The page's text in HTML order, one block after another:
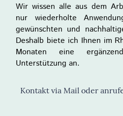
Wir wissen alle aus dem
nur wiederholte
gewünschten und
Deshalb biete ich Ihnen im
Monaten eine
Unterstützung an.
Kontakt via Mail oder